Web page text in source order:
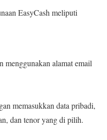
EasyCash meliputi
menggunakan alamat email
memasukkan data pribadi,
dan tenor yang di pilih.